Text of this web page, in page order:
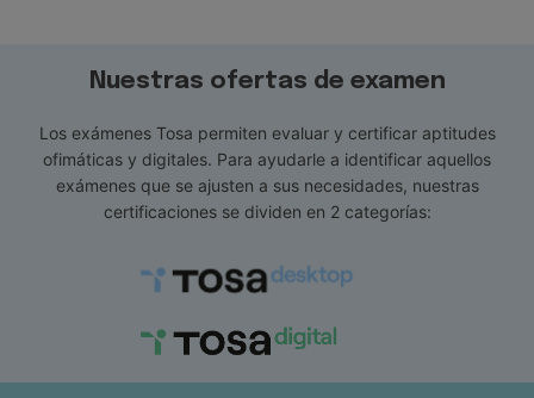
Nuestras ofertas de examen
Los exámenes Tosa permiten evaluar y certificar aptitudes
ofimáticas y digitales. Para ayudarle a identificar aquellos
exámenes que se ajusten a sus necesidades, nuestras
certificaciones se dividen en 2 categorías: